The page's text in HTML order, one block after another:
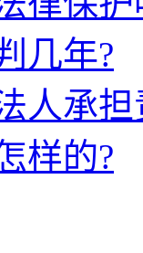
几年?
人承担
样的?